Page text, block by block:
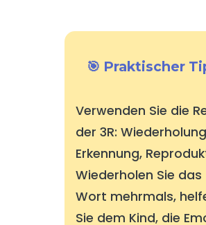
🎯 Praktischer
Verwenden Sie die
der 3R:
Erkennung,
Wiederholen Sie das
Wort mehrmals,
Sie dem Kind, die